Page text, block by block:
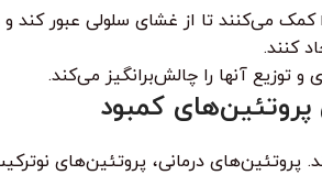
درمانی، پروتئین‌های